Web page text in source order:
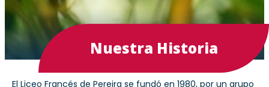
Nuestra Historia
El Liceo Francés de Pereira se fundó en 1980, por un grupo